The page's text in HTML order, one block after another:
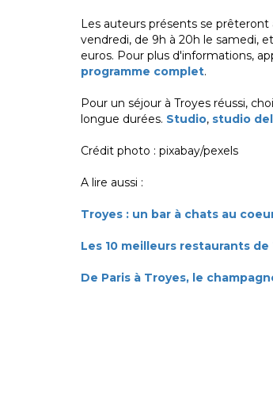
Les auteurs présents se prêteront
vendredi, de 9h à 20h le samedi,
euros. Pour plus d'informations,
programme complet.
Pour un séjour à Troyes réussi,
longue durées. Studio, studio
Crédit photo : pixabay/pexels
A lire aussi :
Troyes : un bar à chats au
Les 10 meilleurs restaurants de
De Paris à Troyes, le